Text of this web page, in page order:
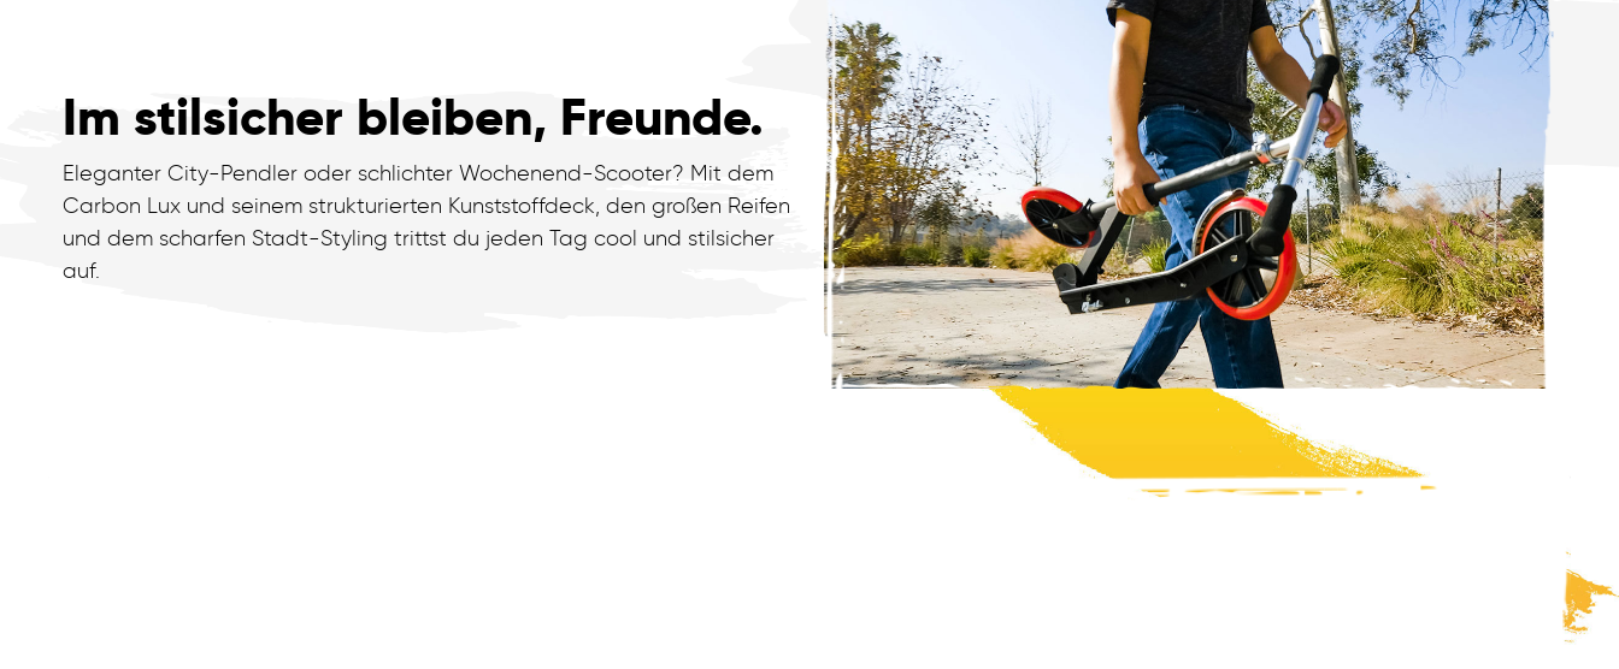
Im stilsicher bleiben, Freunde.
Eleganter City-Pendler oder schlichter Wochenend-Scooter? Mit dem
Carbon Lux und seinem strukturierten Kunststoffdeck, den großen Reifen
und dem scharfen Stadt-Styling trittst du jeden Tag cool und stilsicher
auf.